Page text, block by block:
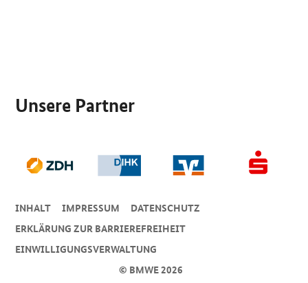
Unsere Partner
© BMWE 2026
INHALT IMPRESSUM
DA­TEN­SCHUTZ
ERKLÄRUNG ZUR BARRIEREFREIHEIT
EINWILLIGUNGSVERWALTUNG